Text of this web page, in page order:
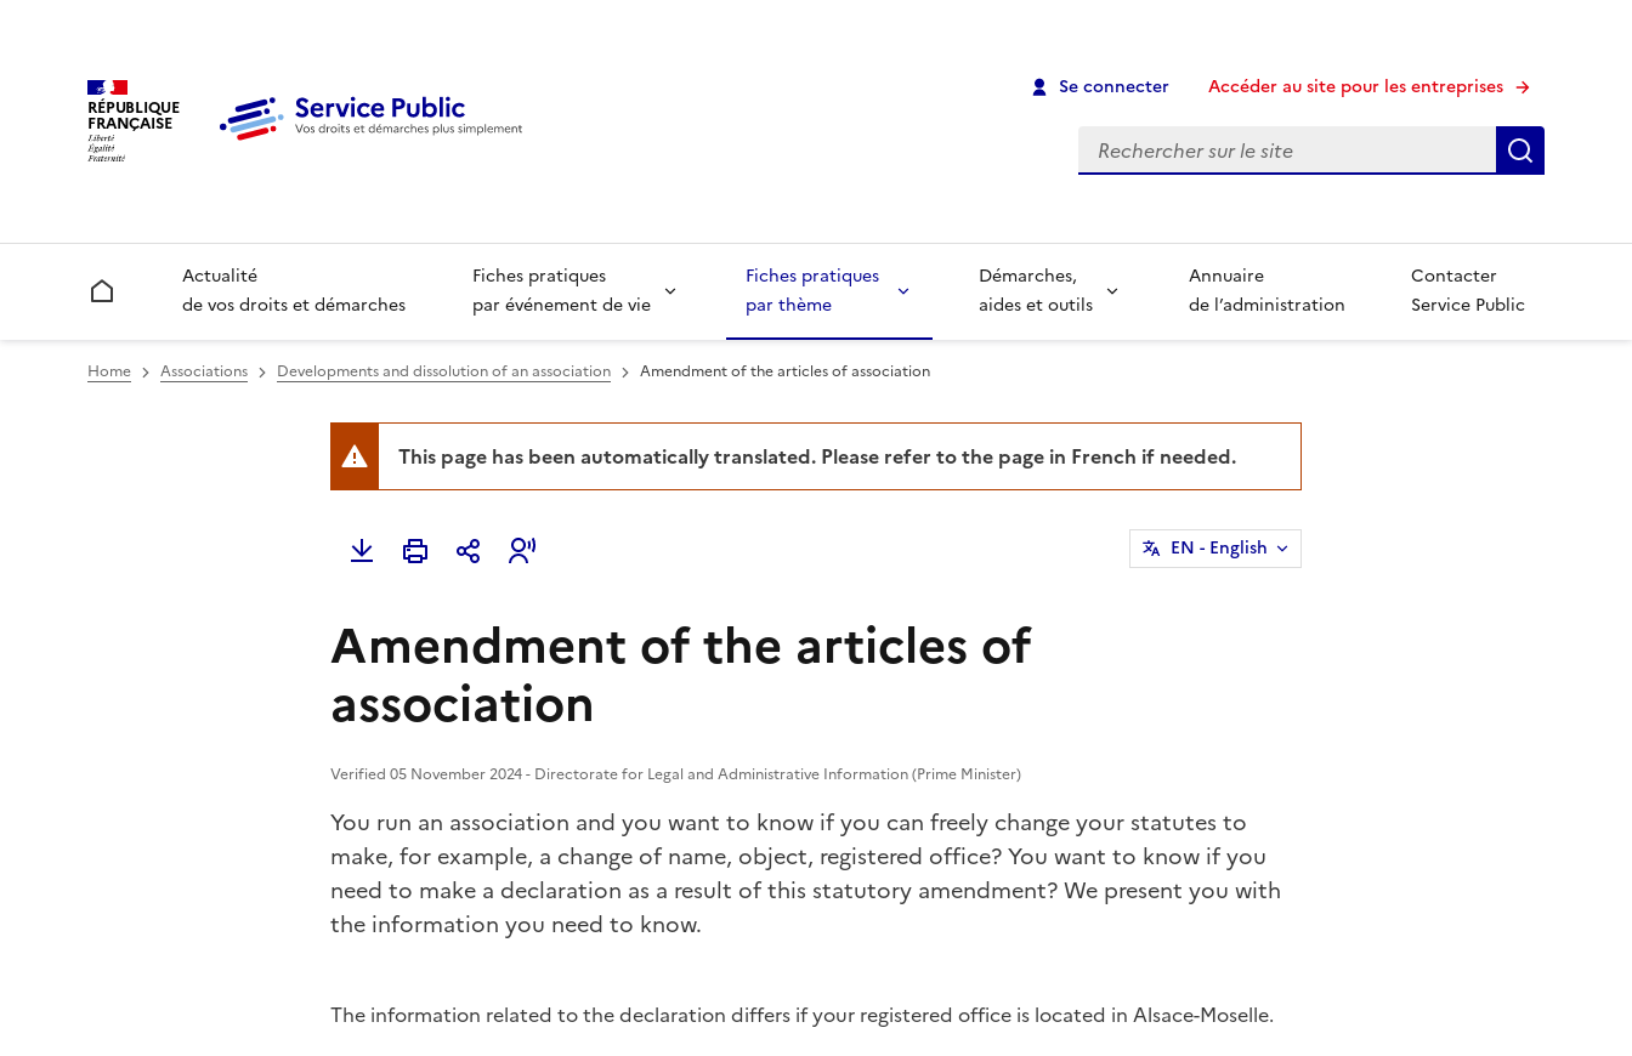
RÉPUBLIQUE
FRANÇAISE
Se connecter Accéder au site pour les entreprises
Recherche
Accueil
Actualité
de vos droits et démarches
Fiches pratiques
par événement de vie
Fiches pratiques
par thème
Démarches,
aides et outils
Annuaire
de l’administration
Contacter
Service Public
Home Associations Developments and dissolution of an association Amendment of the articles of association
This page has been automatically translated. Please refer to the page in French if needed.
EN - English
Amendment of the articles of
association
Verified 05 November 2024 - Directorate for Legal and Administrative Information (Prime Minister)
You run an association and you want to know if you can freely change your statutes to
make, for example, a change of name, object, registered office? You want to know if you
need to make a declaration as a result of this statutory amendment? We present you with
the information you need to know.
The information related to the declaration differs if your registered office is located in Alsace-Moselle.